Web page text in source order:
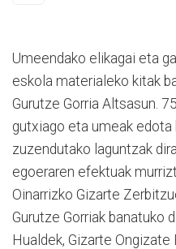
Umeendako elikagai eta
eskola materialeko kitak
Gurutze Gorria Altsasun.
gutxiago eta umeak
zuzendutako laguntzak
egoeraren efektuak
Oinarrizko Gizarte
Gurutze Gorriak banatuko
Hualdek, Gizarte Ongizate